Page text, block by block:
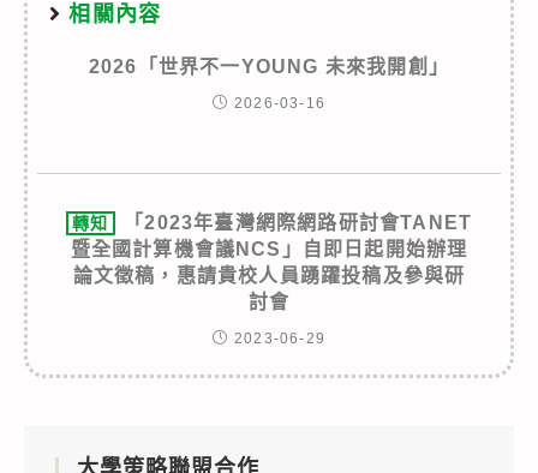
相關內容
2026「世界不一YOUNG 未來我開創」
2026-03-16
轉知
「2023年臺灣網際網路研討會TANET
暨全國計算機會議NCS」自即日起開始辦理
論文徵稿，惠請貴校人員踴躍投稿及參與研
討會
2023-06-29
大學策略聯盟合作